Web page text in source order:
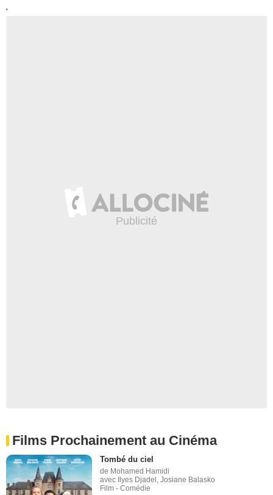
'
Films Prochainement au Cinéma
Tombé du ciel
de Mohamed Hamidi
avec Ilyes Djadel, Josiane Balasko
Film - Comédie